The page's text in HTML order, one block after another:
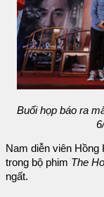
Buổi họp báo ra
Nam diễn viên Hồng
trong bộ phim The
ngất.